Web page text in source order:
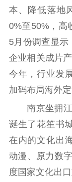
本、降低落地
0%至50%，高
5月份调查显示
企业相关成片
今年，行业发
加码布局海外定
南京坐拥江
诞生了花笙书
在内的文化出
动漫、原力数
度国家文化出